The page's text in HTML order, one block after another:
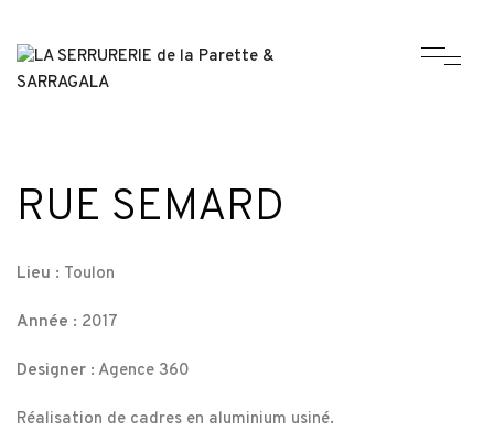
RUE SEMARD
Lieu : Toulon
Année : 2017
Designer : Agence 360
Réalisation de cadres en aluminium usiné.